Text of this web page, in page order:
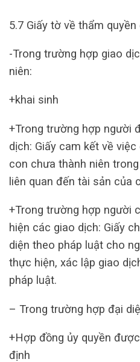
5.7 Giấy tờ về thẩm quyền
-Trong trường hợp giao
niên:
+khai sinh
+Trong trường hợp người
dịch: Giấy cam kết về
con chưa thành niên
liên quan đến tài sản của
+Trong trường hợp người
hiện các giao dịch: Giấy
diện theo pháp luật cho
thực hiện, xác lập giao
pháp luật.
– Trong trường hợp đại
+Hợp đồng ủy quyền
định